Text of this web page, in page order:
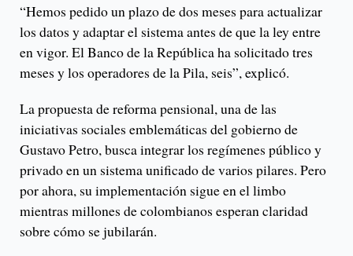
“Hemos pedido un plazo de dos meses para actualizar
los datos y adaptar el sistema antes de que la ley entre
en vigor. El Banco de la República ha solicitado tres
meses y los operadores de la Pila, seis”, explicó.
La propuesta de reforma pensional, una de las
iniciativas sociales emblemáticas del gobierno de
Gustavo Petro, busca integrar los regímenes público y
privado en un sistema unificado de varios pilares. Pero
por ahora, su implementación sigue en el limbo
mientras millones de colombianos esperan claridad
sobre cómo se jubilarán.